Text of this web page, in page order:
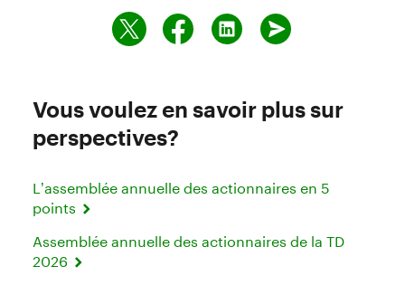
Vous voulez en savoir plus sur
perspectives?
L’assemblée annuelle des actionnaires en 5
points
Assemblée annuelle des actionnaires de la TD
2026